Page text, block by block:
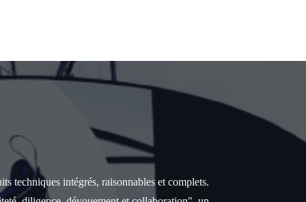
techniques intégrés, raisonnables et complets.